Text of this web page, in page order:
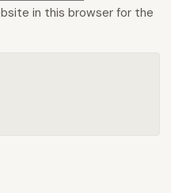
in this browser for the